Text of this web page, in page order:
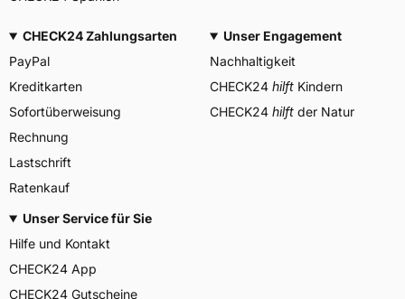
CHECK24 Zahlungsarten
PayPal
Kreditkarten
Sofortüberweisung
Rechnung
Lastschrift
Ratenkauf
Unser Engagement
Nachhaltigkeit
CHECK24 hilft Kindern
CHECK24 hilft der Natur
Unser Service für Sie
Hilfe und Kontakt
CHECK24 App
CHECK24 Gutscheine